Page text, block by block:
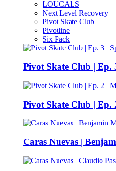
LOUCALS
Next Level Recovery
Pivot Skate Club
Pivotline
Six Pack
Pivot Skate Club | Ep.
Pivot Skate Club | Ep.
Caras Nuevas |